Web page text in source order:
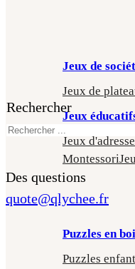
Rechercher
Des questions
quote@qlychee.fr
Jeux de
Jeux de
Jeux
Jeux d'adresse
Montessori
Puzzles en
Puzzles